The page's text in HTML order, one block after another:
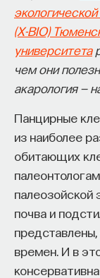
(X-BIO)
университета
чем они
акарология —
Панцирные
из наиболее
обитающих
палеозойской
почва и
времен. И в
Как
мы живем,
Ответы на эти
записавшись
начала»
Слушатели
философский
современного
Пройдя этот